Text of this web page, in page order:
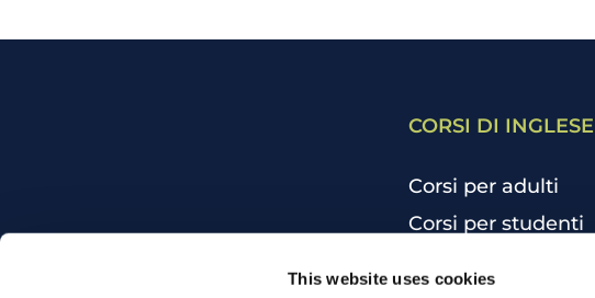
This website uses cookies
CORSI DI INGLESE
Corsi per adulti
Corsi per studenti